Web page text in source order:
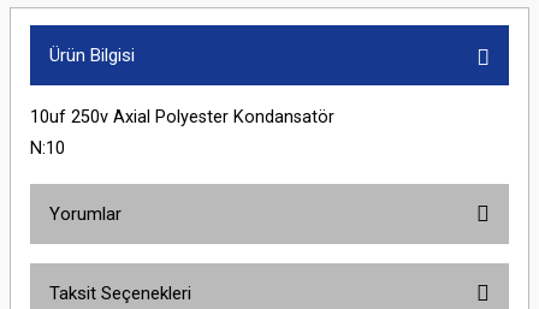
Ürün Bilgisi
10uf 250v Axial Polyester Kondansatör
N:10
Yorumlar
Taksit Seçenekleri